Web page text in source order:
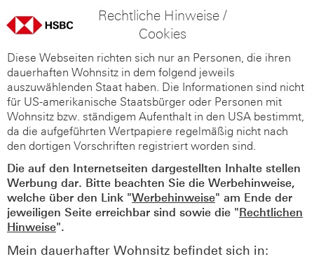
Rechtliche Hinweise /
Cookies
Diese Webseiten richten sich nur an Personen, die ihren
dauerhaften Wohnsitz in dem folgend jeweils
auszuwählenden Staat haben. Die Informationen sind nicht
für US-amerikanische Staatsbürger oder Personen mit
Wohnsitz bzw. ständigem Aufenthalt in den USA bestimmt,
da die aufgeführten Wertpapiere regelmäßig nicht nach
den dortigen Vorschriften registriert worden sind.
Die auf den Internetseiten dargestellten Inhalte stellen
Werbung dar. Bitte beachten Sie die Werbehinweise,
welche über den Link "Werbehinweise" am Ende der
jeweiligen Seite erreichbar sind sowie die "Rechtlichen
Hinweise".
Mein dauerhafter Wohnsitz befindet sich in: